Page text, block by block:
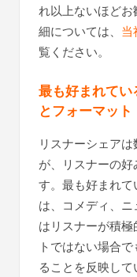
れ以上ないほど
細については、 当
覧ください。
最も好まれて
とフォーマット
リスナーシェア
が、リスナーの
す。最も好まれ
は、コメディ、
はリスナーが積
トではない場合
ることを反映して